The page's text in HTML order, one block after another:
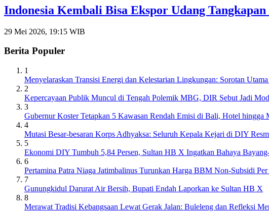
Indonesia Kembali Bisa Ekspor Udang
29 Mei 2026, 19:15 WIB
Berita Populer
1
Menyelaraskan Transisi Energi dan Kelestarian Lingkungan: Sorotan
2
Kepercayaan Publik Muncul di Tengah Polemik MBG, DIR Sebut Jadi
3
Gubernur Koster Tetapkan 5 Kawasan Rendah Emisi di Bali, Hotel hingga
4
Mutasi Besar-besaran Korps Adhyaksa: Seluruh Kepala Kejari di DIY
5
Ekonomi DIY Tumbuh 5,84 Persen, Sultan HB X Ingatkan Bahaya
6
Pertamina Patra Niaga Jatimbalinus Turunkan Harga BBM Non-Subsidi
7
Gunungkidul Darurat Air Bersih, Bupati Endah Laporkan ke Sultan HB X
8
Merawat Tradisi Kebangsaan Lewat Gerak Jalan: Buleleng dan Refleksi